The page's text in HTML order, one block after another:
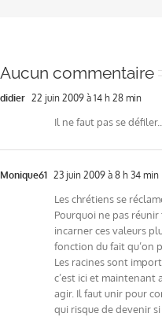
Aucun commentaire
didier 22 juin 2009 à 14 h 28 min
Il ne faut pas se
Monique61 23 juin 2009 à 8 h 34 min
Les chrétiens se
Pourquoi ne pas
incarner ces valeurs
fonction du fait qu’on
Les racines sont
c’est ici et maintenant
agir. Il faut unir pour
qui risque de devenir